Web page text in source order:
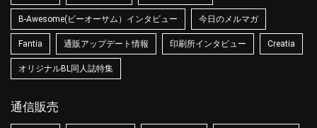
B-Awesome(ビーオーサム）インタビュー 今日のメルマガ
Fantia 通販アップデート情報 印刷所インタビュー Creatia
オリジナルBL同人誌特集
通信販売